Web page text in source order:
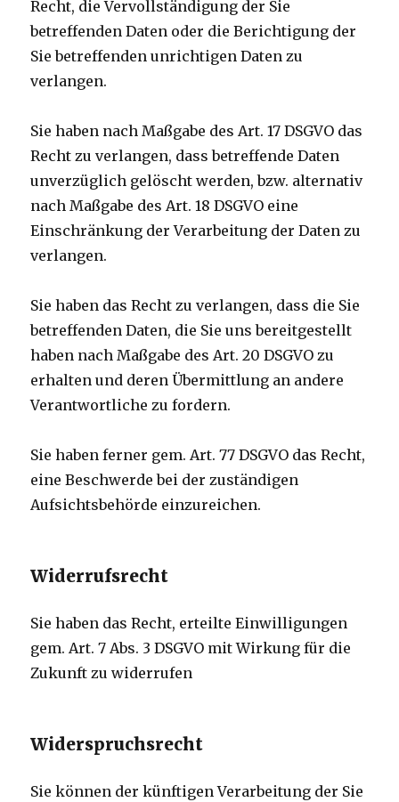
Recht, die Vervollständigung der Sie
betreffenden Daten oder die Berichtigung der
Sie betreffenden unrichtigen Daten zu
verlangen.
Sie haben nach Maßgabe des Art. 17 DSGVO das
Recht zu verlangen, dass betreffende Daten
unverzüglich gelöscht werden, bzw. alternativ
nach Maßgabe des Art. 18 DSGVO eine
Einschränkung der Verarbeitung der Daten zu
verlangen.
Sie haben das Recht zu verlangen, dass die Sie
betreffenden Daten, die Sie uns bereitgestellt
haben nach Maßgabe des Art. 20 DSGVO zu
erhalten und deren Übermittlung an andere
Verantwortliche zu fordern.
Sie haben ferner gem. Art. 77 DSGVO das Recht,
eine Beschwerde bei der zuständigen
Aufsichtsbehörde einzureichen.
Widerrufsrecht
Sie haben das Recht, erteilte Einwilligungen
gem. Art. 7 Abs. 3 DSGVO mit Wirkung für die
Zukunft zu widerrufen
Widerspruchsrecht
Sie können der künftigen Verarbeitung der Sie